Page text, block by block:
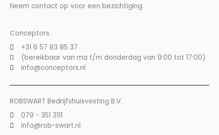
Neem contact op voor een bezichtiging.
Conceptors.
+31 6 57 83 85 37
(bereikbaar van ma t/m donderdag van 9:00 tot 17:00)
info@conceptors.nl
ROBSWART Bedrijfshuisvesting B.V.
079 - 351 3111
info@rob-swart.nl